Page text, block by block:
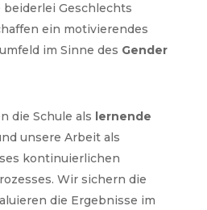
Geschlechts
ein motivierendes
im Sinne des Gender
die Schule als lernende
unsere Arbeit als
kontinuierlichen
Wir sichern die
die Ergebnisse im